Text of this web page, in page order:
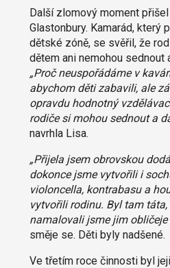
Další zlomový moment
Glastonbury. Kamarád, který
dětské zóně, se svěřil, že
dětem ani nemohou sednout
„Proč neuspořádáme v
abychom děti zabavili, ale
opravdu hodnotný
rodiče si mohou sednout a
navrhla Lisa.
„Přijela jsem obrovskou
dokonce jsme vytvořili i
violoncella, kontrabasu a
vytvořili rodinu. Byl tam
namalovali jsme jim obličeje
směje se. Děti byly nadšené.
Ve třetím roce činnosti byl